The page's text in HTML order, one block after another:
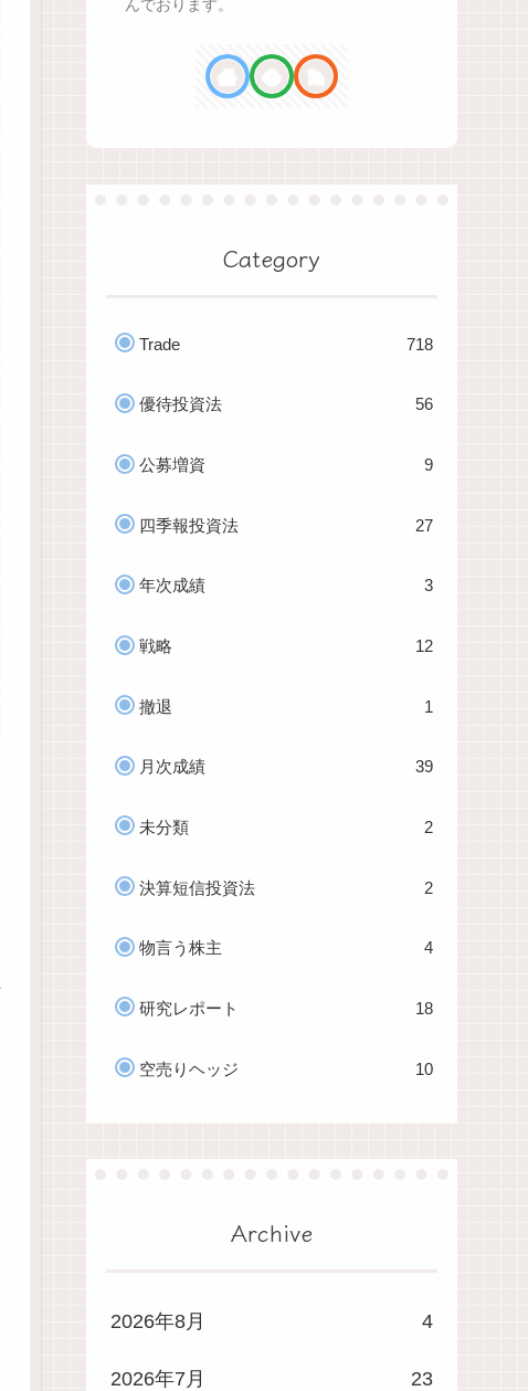
んでおります。
Category
Trade 718
優待投資法 56
公募増資 9
四季報投資法 27
年次成績 3
戦略 12
撤退 1
月次成績 39
未分類 2
決算短信投資法 2
物言う株主 4
研究レポート 18
空売りヘッジ 10
Archive
2026年8月 4
2026年7月 23